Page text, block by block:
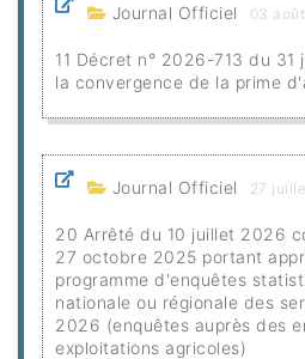
Journal Officiel 03
11 Décret n° 2026-713 du
la convergence de la prime
Journal Officiel 27
20 Arrêté du 10 juillet 2026
27 octobre 2025 portant
programme d'enquêtes
nationale ou régionale des
2026 (enquêtes auprès des
exploitations agricoles)